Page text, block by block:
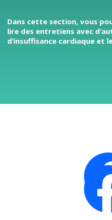
Dans cette section, vous
lire des entretiens avec
d’insuffisance cardiaque et